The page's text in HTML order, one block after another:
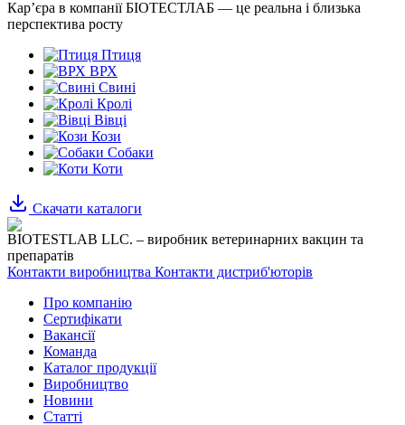
Кар’єра в компанії БІОТЕСТЛАБ — це реальна і близька
перспектива росту
Птиця
ВРХ
Свині
Кролі
Вівці
Кози
Собаки
Коти
Скачати каталоги
BIOTESTLAB LLC. – виробник ветеринарних вакцин та
препаратів
Контакти виробництва Контакти дистриб'юторів
Про компанію
Сертифікати
Вакансії
Команда
Каталог продукції
Виробництво
Новини
Статті